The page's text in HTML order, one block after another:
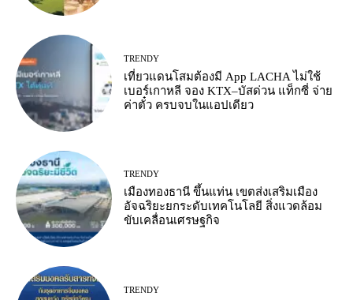
TRENDY
เที่ยวแดนโสมต้องมี App LACHA ไม่ใช้
เบอร์เกาหลี จอง KTX–บัสด่วน แท็กซี่ จ่าย
ค่าตั๋ว ครบจบในแอปเดียว
TRENDY
เมืองทองธานี ขึ้นแท่น เขตส่งเสริมเมือง
อัจฉริยะยกระดับเทคโนโลยี สิ่งแวดล้อม
ขับเคลื่อนเศรษฐกิจ
TRENDY